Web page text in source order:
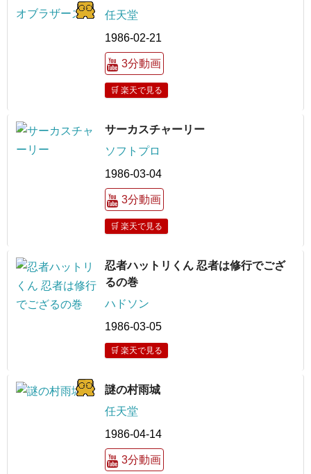
任天堂
1986-02-21
3分動画
🛒 楽天で見る
サーカスチャーリー
ソフトプロ
1986-03-04
3分動画
🛒 楽天で見る
忍者ハットリくん 忍者は修行でござ
るの巻
ハドソン
1986-03-05
🛒 楽天で見る
謎の村雨城
任天堂
1986-04-14
3分動画